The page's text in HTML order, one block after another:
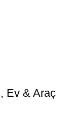
Ev & Araç